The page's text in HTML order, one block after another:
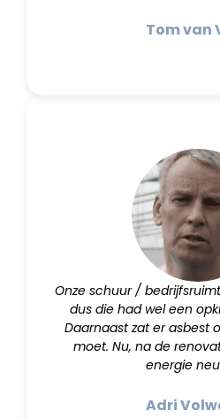
Tom van
Onze schuur /
dus die had wel een
Daarnaast zat er asbest
moet. Nu, na de
energie
Adri